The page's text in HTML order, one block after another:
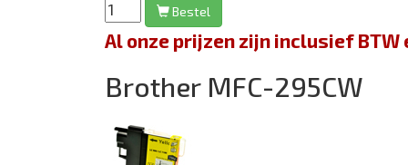
Bestel
Al onze prijzen zijn inclusief
Brother MFC-295CW